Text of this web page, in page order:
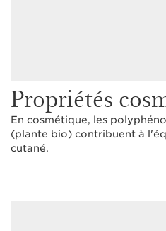
Propriétés
En cosmétique, les
(plante bio) contribuent à
cutané.